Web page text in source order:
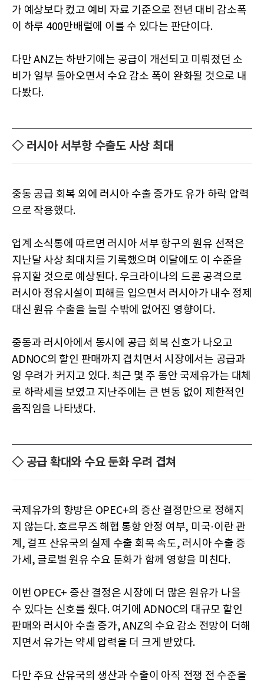
가 예상보다 컸고 예비 자료 기준으로 전년 대비 감소폭
이 하루 400만배럴에 이를 수 있다는 판단이다.
다만 ANZ는 하반기에는 공급이 개선되고 미뤄졌던 소
비가 일부 돌아오면서 수요 감소 폭이 완화될 것으로 내
다봤다.
◇ 러시아 서부항 수출도 사상 최대
중동 공급 회복 외에 러시아 수출 증가도 유가 하락 압력
으로 작용했다.
업계 소식통에 따르면 러시아 서부 항구의 원유 선적은
지난달 사상 최대치를 기록했으며 이달에도 이 수준을
유지할 것으로 예상된다. 우크라이나의 드론 공격으로
러시아 정유시설이 피해를 입으면서 러시아가 내수 정제
대신 원유 수출을 늘릴 수밖에 없어진 영향이다.
중동과 러시아에서 동시에 공급 회복 신호가 나오고
ADNOC의 할인 판매까지 겹치면서 시장에서는 공급과
잉 우려가 커지고 있다. 최근 몇 주 동안 국제유가는 대체
로 하락세를 보였고 지난주에는 큰 변동 없이 제한적인
움직임을 나타냈다.
◇ 공급 확대와 수요 둔화 우려 겹쳐
국제유가의 향방은 OPEC+의 증산 결정만으로 정해지
지 않는다. 호르무즈 해협 통항 안정 여부, 미국·이란 관
계, 걸프 산유국의 실제 수출 회복 속도, 러시아 수출 증
가세, 글로벌 원유 수요 둔화가 함께 영향을 미친다.
이번 OPEC+ 증산 결정은 시장에 더 많은 원유가 나올
수 있다는 신호를 줬다. 여기에 ADNOC의 대규모 할인
판매와 러시아 수출 증가, ANZ의 수요 감소 전망이 더해
지면서 유가는 약세 압력을 더 크게 받았다.
다만 주요 산유국의 생산과 수출이 아직 전쟁 전 수준을